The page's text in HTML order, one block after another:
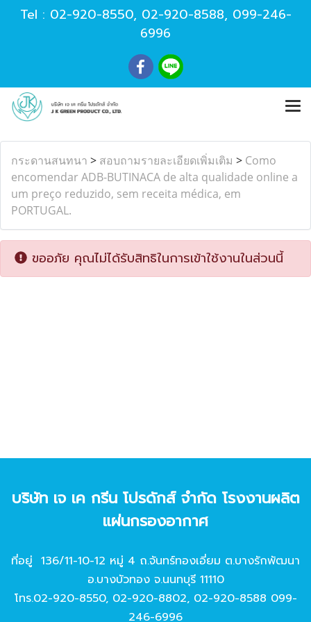
Tel : 02-920-8550, 02-920-8588, 099-246-
6996
กระดานสนทนา > สอบถามรายละเอียดเพิ่มเติม > Como
encomendar ADB-BUTINACA de alta qualidade online a
um preço reduzido, sem receita médica, em
PORTUGAL.
ขออภัย คุณไม่ได้รับสิทธิในการเข้าใช้งานในส่วนนี้
บริษัท เจ เค กรีน โปรดักส์ จํากัด โรงงานผลิต
แผ่นกรองอากาศ
ที่อยู่ 136/11-10-12 หมู่ 4 ถ.จันทร์ทองเอี่ยม ต.บางรักพัฒนา
อ.บางบัวทอง จ.นนทบุรี 11110
โทร.02-920-8550, 02-920-8802, 02-920-8588 099-
246-6996